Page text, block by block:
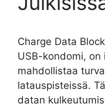
Charge Data
USB-kondomi, on
mahdollistaa
latauspisteissä.
datan